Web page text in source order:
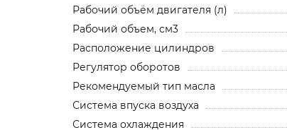
Рабочий объём двигателя (л)
Рабочий объем, см3
Расположение цилиндров
Регулятор оборотов
Рекомендуемый тип масла
Система впуска воздуха
Система охлаждения